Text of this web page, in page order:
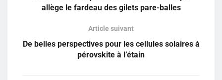
allège le fardeau des gilets pare-balles
Article suivant
De belles perspectives pour les cellules solaires à
pérovskite à l’étain